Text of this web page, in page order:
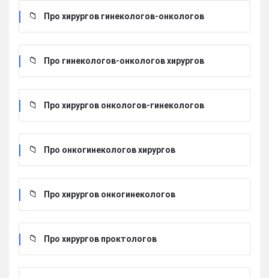
Про хирургов гинекологов-онкологов
Про гинекологов-онкологов хирургов
Про хирургов онкологов-гинекологов
Про онкогинекологов хирургов
Про хирургов онкогинекологов
Про хирургов проктологов